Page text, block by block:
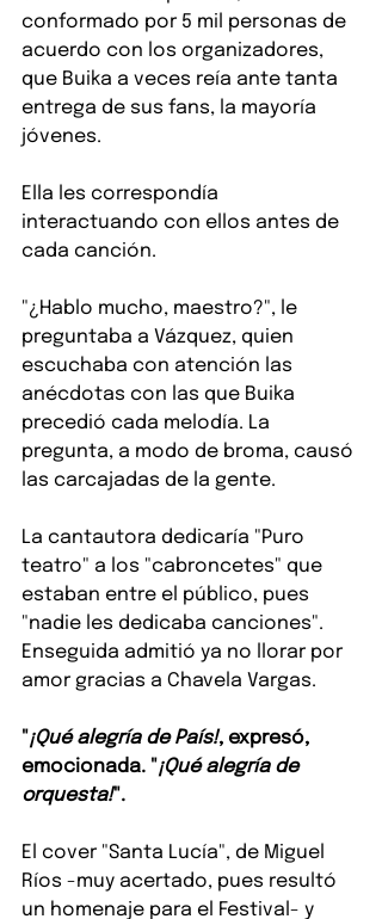
conformado por 5 mil personas de
acuerdo con los organizadores,
que Buika a veces reía ante tanta
entrega de sus fans, la mayoría
jóvenes.
Ella les correspondía
interactuando con ellos antes de
cada canción.
"¿Hablo mucho, maestro?", le
preguntaba a Vázquez, quien
escuchaba con atención las
anécdotas con las que Buika
precedió cada melodía. La
pregunta, a modo de broma, causó
las carcajadas de la gente.
La cantautora dedicaría "Puro
teatro" a los "cabroncetes" que
estaban entre el público, pues
"nadie les dedicaba canciones".
Enseguida admitió ya no llorar por
amor gracias a Chavela Vargas.
"¡Qué alegría de País!, expresó,
emocionada. "¡Qué alegría de
orquesta!".
El cover "Santa Lucía", de Miguel
Ríos -muy acertado, pues resultó
un homenaje para el Festival- y